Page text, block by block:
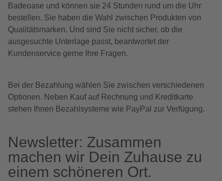
Badeoase und können sie 24 Stunden rund um die Uhr
bestellen. Sie haben die Wahl zwischen Produkten von
Qualitätsmarken. Und sind Sie nicht sicher, ob die
ausgesuchte Unterlage passt, beantwortet der
Kundenservice gerne Ihre Fragen.
Bei der Bezahlung wählen Sie zwischen verschiedenen
Optionen. Neben Kauf auf Rechnung und Kreditkarte
stehen Ihnen Bezahlsysteme wie PayPal zur Verfügung.
Newsletter: Zusammen
machen wir Dein Zuhause zu
einem schöneren Ort.